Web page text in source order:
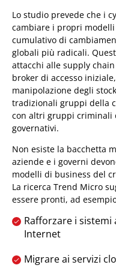
Lo studio prevede che i
cambiare i propri
cumulativo di
globali più radicali.
attacchi alle supply
broker di accesso
manipolazione degli
tradizionali gruppi della
con altri gruppi criminali
governativi.
Non esiste la bacchetta
aziende e i governi
modelli di business del
La ricerca Trend Micro
essere pronti, ad
Rafforzare i sistemi
Internet
Migrare ai servizi